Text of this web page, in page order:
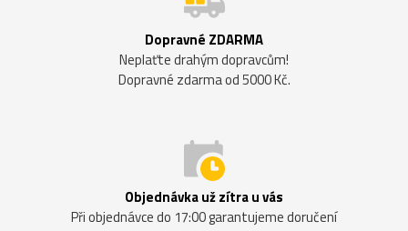
Dopravné ZDARMA
Neplaťte drahým dopravcům!
Dopravné zdarma od 5000 Kč.
Objednávka už zítra u vás
Při objednávce do 17:00 garantujeme doručení